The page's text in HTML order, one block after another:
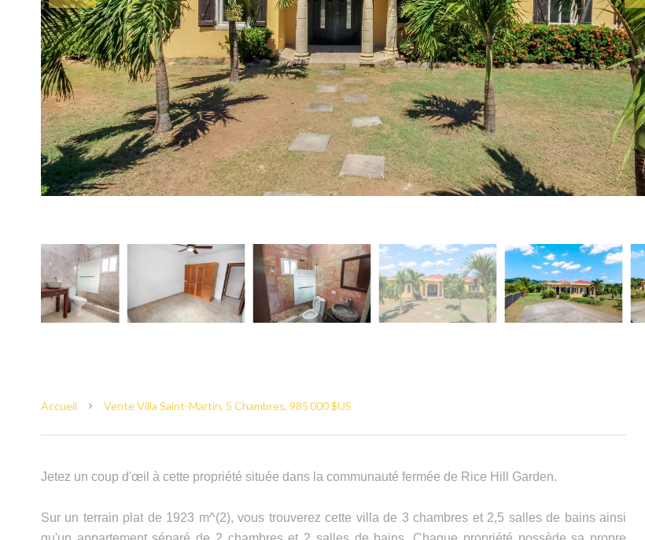
Accueil Vente Villa Saint-Martin, 5 Chambres, 985 000 $US
Jetez un coup d'œil à cette propriété située dans la communauté fermée de Rice Hill Garden.
Sur un terrain plat de 1923 m^(2), vous trouverez cette villa de 3 chambres et 2,5 salles de bains ainsi